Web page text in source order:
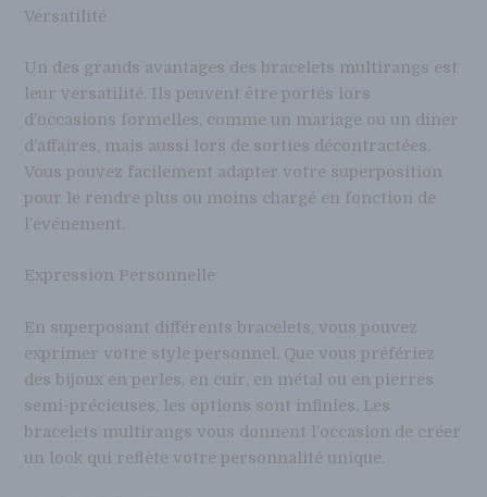
Versatilité
Un des grands avantages des bracelets multirangs est
leur versatilité. Ils peuvent être portés lors
d’occasions formelles, comme un mariage ou un diner
d’affaires, mais aussi lors de sorties décontractées.
Vous pouvez facilement adapter votre superposition
pour le rendre plus ou moins chargé en fonction de
l’événement.
Expression Personnelle
En superposant différents bracelets, vous pouvez
exprimer votre style personnel. Que vous préfériez
des bijoux en perles, en cuir, en métal ou en pierres
semi-précieuses, les options sont infinies. Les
bracelets multirangs vous donnent l’occasion de créer
un look qui reflète votre personnalité unique.